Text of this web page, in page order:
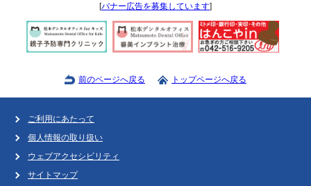
[バナー広告を募集しています]
前のページへ戻る トップページへ戻る
ご利用にあたって
個人情報の取り扱い
ウェブアクセシビリティ
サイトマップ